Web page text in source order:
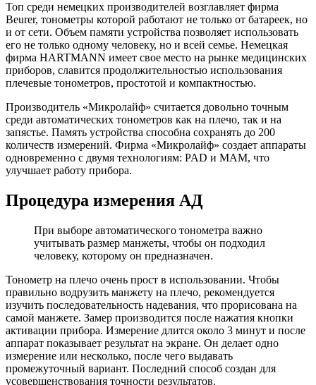
Топ среди немецких производителей возглавляет фирма
Beurer, тонометры которой работают не только от батареек, но
и от сети. Объем памяти устройства позволяет использовать
его не только одному человеку, но и всей семье. Немецкая
фирма HARTMANN имеет свое место на рынке медицинских
приборов, славится продолжительностью использования
плечевые тонометров, простотой и компактностью.
Производитель «Микролайф» считается довольно точным
среди автоматических тонометров как на плечо, так и на
запястье. Память устройства способна сохранять до 200
количеств измерений. Фирма «Микролайф» создает аппараты
одновременно с двумя технологиям: PAD и MAM, что
улучшает работу прибора.
Процедура измерения АД
При выборе автоматического тонометра важно
учитывать размер манжеты, чтобы он подходил
человеку, которому он предназначен.
Тонометр на плечо очень прост в использовании. Чтобы
правильно водрузить манжету на плечо, рекомендуется
изучить последовательность надевания, что прорисована на
самой манжете. Замер производится после нажатия кнопки
активации прибора. Измерение длится около 3 минут и после
аппарат показывает результат на экране. Он делает одно
измерение или несколько, после чего выдавать
промежуточный вариант. Последний способ создан для
усовершенствования точности результатов.